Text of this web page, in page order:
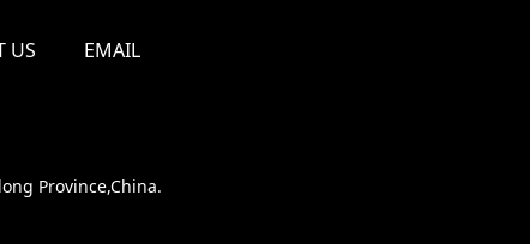
US EMAIL
Province,China.